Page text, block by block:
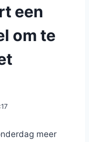
een
om te
meer